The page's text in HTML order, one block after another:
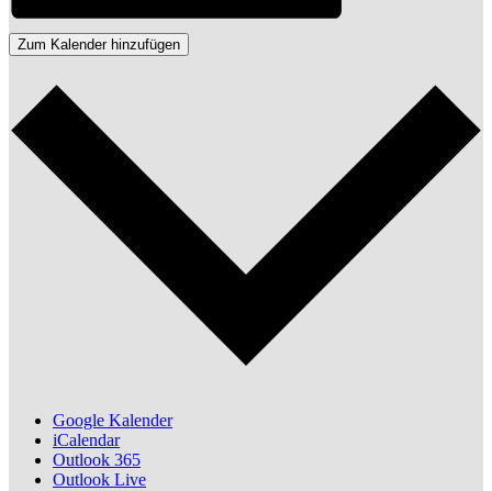
Zum Kalender hinzufügen
Google Kalender
iCalendar
Outlook 365
Outlook Live